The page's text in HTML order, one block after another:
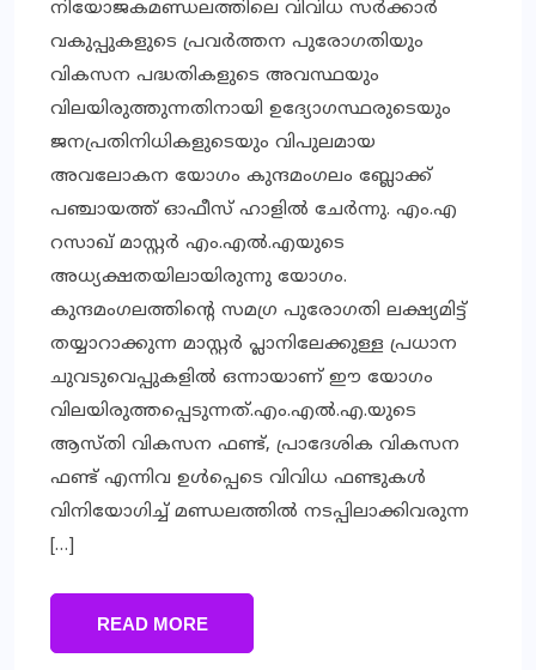
നിയോജകമണ്ഡലത്തിലെ വിവിധ സര്‍ക്കാര്‍
വകുപ്പുകളുടെ പ്രവര്‍ത്തന പുരോഗതിയും
വികസന പദ്ധതികളുടെ അവസ്ഥയും
വിലയിരുത്തുന്നതിനായി ഉദ്യോഗസ്ഥരുടെയും
ജനപ്രതിനിധികളുടെയും വിപുലമായ
അവലോകന യോഗം കുന്ദമംഗലം ബ്ലോക്ക്
പഞ്ചായത്ത് ഓഫീസ് ഹാളില്‍ ചേര്‍ന്നു. എം.എ
റസാഖ് മാസ്റ്റര്‍ എം.എല്‍.എയുടെ
അധ്യക്ഷതയിലായിരുന്നു യോഗം.
കുന്ദമംഗലത്തിന്റെ സമഗ്ര പുരോഗതി ലക്ഷ്യമിട്ട്
തയ്യാറാക്കുന്ന മാസ്റ്റര്‍ പ്ലാനിലേക്കുള്ള പ്രധാന
ചുവടുവെപ്പുകളില്‍ ഒന്നായാണ് ഈ യോഗം
വിലയിരുത്തപ്പെടുന്നത്.എം.എല്‍.എ.യുടെ
ആസ്തി വികസന ഫണ്ട്, പ്രാദേശിക വികസന
ഫണ്ട് എന്നിവ ഉള്‍പ്പെടെ വിവിധ ഫണ്ടുകള്‍
വിനിയോഗിച്ച് മണ്ഡലത്തില്‍ നടപ്പിലാക്കിവരുന്ന
[…]
READ MORE